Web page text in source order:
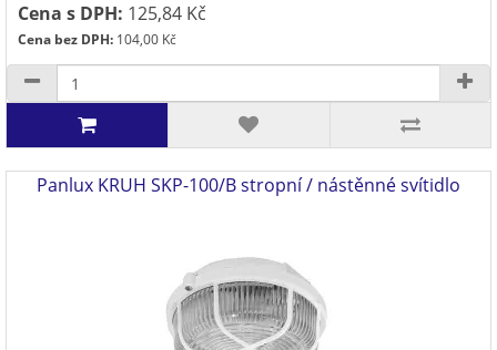
Cena s DPH: 125,84 Kč
Cena bez DPH: 104,00 Kč
Panlux KRUH SKP-100/B stropní / nástěnné svítidlo